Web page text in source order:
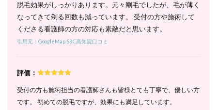
4. 全身
コース
（顔・
VIO除
く）｜
全身脱
めたい
すすめ
6.5
脱毛効果がしっかりあります。元々剛毛でしたが、毛が薄く
なってきて剃る回数も減っています。 受付の方や施術して
くださる看護師の方の対応も素敵だと思います。
引用元：GoogleMap SBC高知院口コミ
評価：
受付の方も施術担当の看護師さんも皆様とても丁寧で、優しい方
です。 初めての脱毛ですが、効果にも満足しています。